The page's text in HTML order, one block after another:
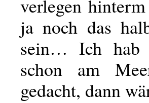
verlegen
ja noch das
sein… Ich hab
schon am
gedacht, dann